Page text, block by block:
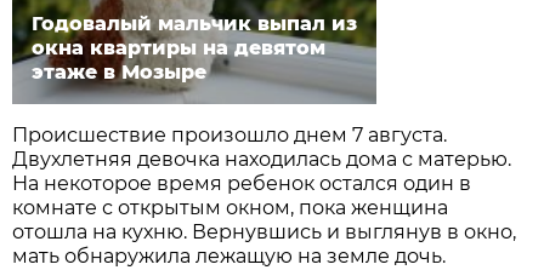
Годовалый мальчик выпал из
окна квартиры на девятом
этаже в Мозыре
Происшествие произошло днем 7 августа.
Двухлетняя девочка находилась дома с матерью.
На некоторое время ребенок остался один в
комнате с открытым окном, пока женщина
отошла на кухню. Вернувшись и выглянув в окно,
мать обнаружила лежащую на земле дочь.